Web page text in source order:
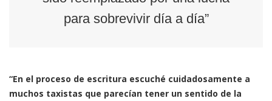
para sobrevivir día a día”
“En el proceso de escritura escuché cuidadosamente a
muchos taxistas que parecían tener un sentido de la